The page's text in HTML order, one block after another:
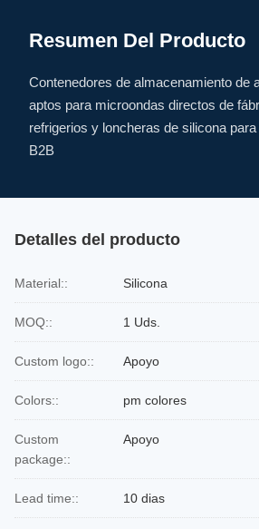
Resumen Del Producto
Contenedores de almacenamiento de
aptos para microondas directos de
refrigerios y loncheras de silicona
B2B
Detalles del producto
Material:: Silicona
MOQ:: 1 Uds.
Custom logo:: Apoyo
Colors:: pm colores
Custom
package::
Apoyo
Lead time:: 10 dias